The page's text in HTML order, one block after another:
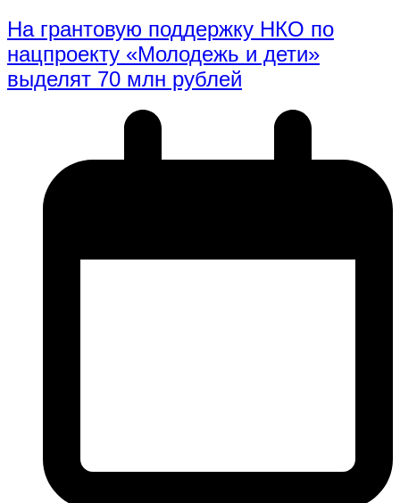
На грантовую поддержку НКО по
нацпроекту «Молодежь и дети»
выделят 70 млн рублей